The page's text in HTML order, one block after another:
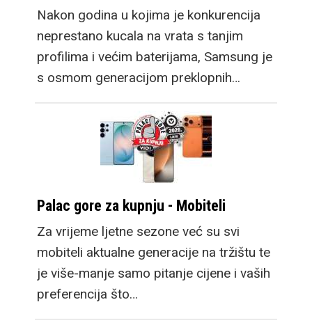
Nakon godina u kojima je konkurencija
neprestano kucala na vrata s tanjim
profilima i većim baterijama, Samsung je
s osmom generacijom preklopnih…
Palac gore za kupnju - Mobiteli
Za vrijeme ljetne sezone već su svi
mobiteli aktualne generacije na tržištu te
je više-manje samo pitanje cijene i vaših
preferencija što…